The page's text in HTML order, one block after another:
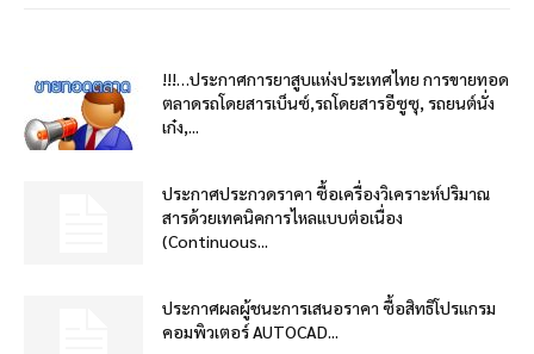
!!!…ประกาศการยาสูบแห่งประเทศไทย การขายทอด
ตลาดรถโดยสารเบ็นซ์,รถโดยสารอีซูซุ, รถยนต์นั่ง
เก๋ง,...
ประกาศประกวดราคา ซื้อเครื่องวิเคราะห์ปริมาณ
สารด้วยเทคนิคการไหลแบบต่อเนื่อง
(Continuous...
ประกาศผลผู้ชนะการเสนอราคา ซื้อสิทธิโปรแกรม
คอมพิวเตอร์ AUTOCAD...